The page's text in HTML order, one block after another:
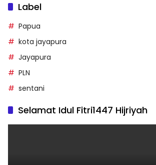
Label
Papua
kota jayapura
Jayapura
PLN
sentani
Selamat Idul Fitri1447 Hijriyah